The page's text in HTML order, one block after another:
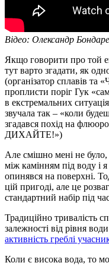
Відео: Олександр
Якщо говорити про той
тут варто згадати, як
(організатор сплавів та
проплисти поріг Гук
в екстремальних
звучала так – «коли
згадався похід на
ДИХАЙТЕ!»)
Але смішно мені не
між камінням під воду і
опинявся на поверхні.
цій пригоді, але це
стандартний набір під
Традиційно тривалість
залежності від рівня
активність греблі
Коли є висока вода, то